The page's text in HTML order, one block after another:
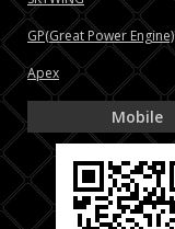
GP(Great Power Engine)
Apex
Mobile